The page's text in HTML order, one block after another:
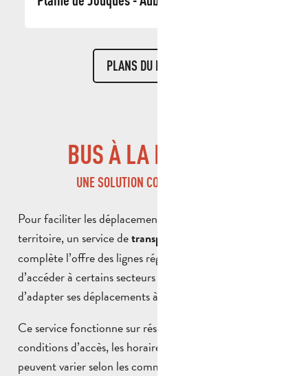
PLANS DU RÉSEAU
BUS À LA DEMANDE
UNE SOLUTION COMPLÉMENTAIRE
Pour faciliter les déplacements sur l’ensemble du
territoire, un service detransport à la demande
complète l’offre des lignes régulières. Il permet
d’accéder à certains secteurs moins desservis et
d’adapter ses déplacements à ses besoins.
Ce service fonctionne sur réservation préalable. Les
conditions d’accès, les horaires et les zones desservies
peuvent varier selon les communes concernées.